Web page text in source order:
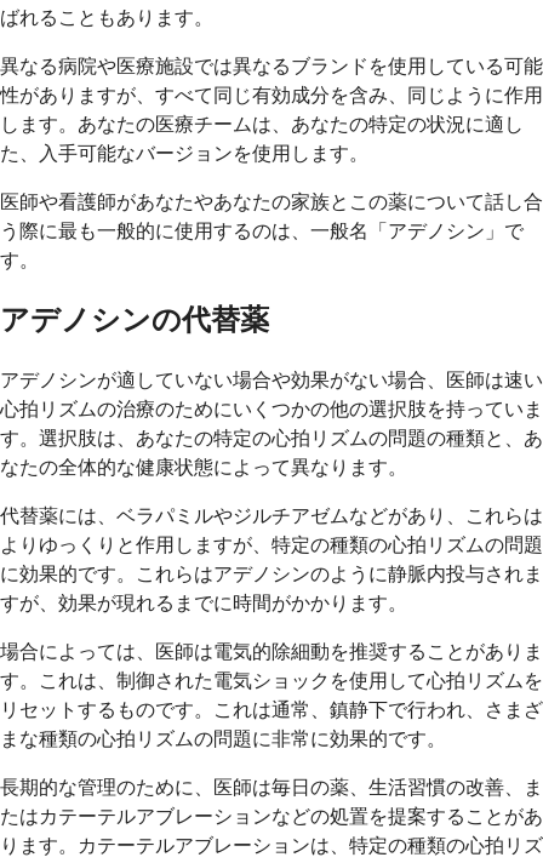
ばれることもあります。
異なる病院や医療施設では異なるブランドを使用している可能
性がありますが、すべて同じ有効成分を含み、同じように作用
します。あなたの医療チームは、あなたの特定の状況に適し
た、入手可能なバージョンを使用します。
医師や看護師があなたやあなたの家族とこの薬について話し合
う際に最も一般的に使用するのは、一般名「アデノシン」で
す。
アデノシンの代替薬
アデノシンが適していない場合や効果がない場合、医師は速い
心拍リズムの治療のためにいくつかの他の選択肢を持っていま
す。選択肢は、あなたの特定の心拍リズムの問題の種類と、あ
なたの全体的な健康状態によって異なります。
代替薬には、ベラパミルやジルチアゼムなどがあり、これらは
よりゆっくりと作用しますが、特定の種類の心拍リズムの問題
に効果的です。これらはアデノシンのように静脈内投与されま
すが、効果が現れるまでに時間がかかります。
場合によっては、医師は電気的除細動を推奨することがありま
す。これは、制御された電気ショックを使用して心拍リズムを
リセットするものです。これは通常、鎮静下で行われ、さまざ
まな種類の心拍リズムの問題に非常に効果的です。
長期的な管理のために、医師は毎日の薬、生活習慣の改善、ま
たはカテーテルアブレーションなどの処置を提案することがあ
ります。カテーテルアブレーションは、特定の種類の心拍リズ